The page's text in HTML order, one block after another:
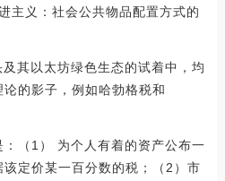
主义：社会公共物品配置方式的
其以太坊绿色生态的试着中，均
的影子，例如哈勃格税和
（1） 为个人有着的资产公布一
定价某一百分数的税；（2）市